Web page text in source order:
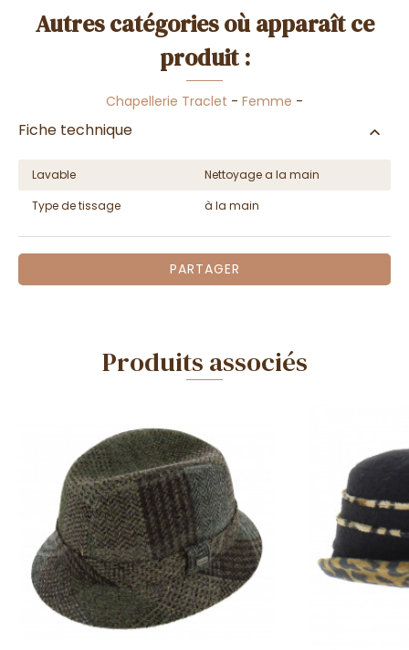
Autres catégories où apparaît ce
produit :
Chapellerie Traclet - Femme -
Fiche technique
Lavable
Nettoyage a la main
Type de tissage
à la main
PARTAGER
Produits associés